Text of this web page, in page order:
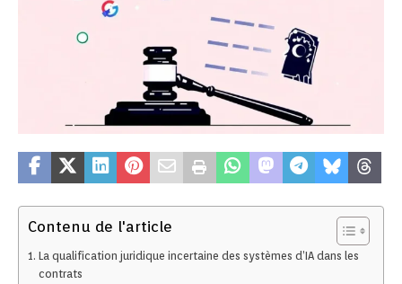
Contenu de l'article
La qualification juridique incertaine des systèmes d’IA dans les
contrats